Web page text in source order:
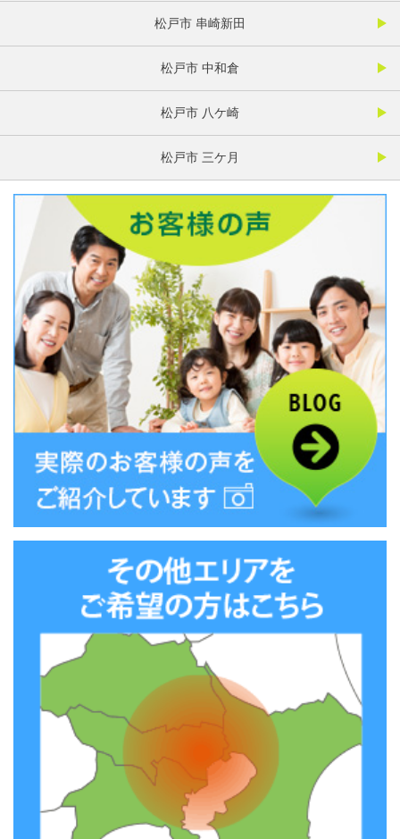
松戸市 串崎新田
松戸市 中和倉
松戸市 八ケ崎
松戸市 三ケ月